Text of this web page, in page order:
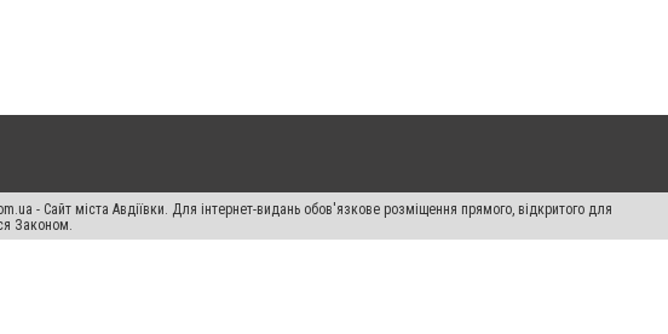
- Сайт міста Авдіївки. Для інтернет-видань обов'язкове розміщення прямого, відкритого для
Законом.